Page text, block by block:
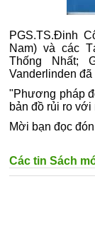
PGS.TS.Đinh
Nam) và các
Thống Nhất;
Vanderlinden
"Phương pháp
bản đồ rủi ro với
Mời bạn đọc
Các tin Sách